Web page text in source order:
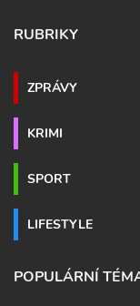
RUBRIKY
ZPRÁVY
KRIMI
SPORT
LIFESTYLE
POPULÁRNÍ